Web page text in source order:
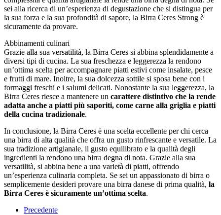
sei alla ricerca di un’esperienza di degustazione che si distingua per
la sua forza e la sua profondità di sapore, la Birra Ceres Strong è
sicuramente da provare.
Abbinamenti culinari
Grazie alla sua versatilità, la Birra Ceres si abbina splendidamente a
diversi tipi di cucina. La sua freschezza e leggerezza la rendono
un’ottima scelta per accompagnare piatti estivi come insalate, pesce
e frutti di mare. Inoltre, la sua dolcezza sottile si sposa bene con i
formaggi freschi e i salumi delicati. Nonostante la sua leggerezza, la
Birra Ceres riesce a mantenere un carattere distintivo che la rende
adatta anche a piatti più saporiti, come carne alla griglia e piatti
della cucina tradizionale.
In conclusione, la Birra Ceres è una scelta eccellente per chi cerca
una birra di alta qualità che offra un gusto rinfrescante e versatile. La
sua tradizione artigianale, il gusto equilibrato e la qualità degli
ingredienti la rendono una birra degna di nota. Grazie alla sua
versatilità, si abbina bene a una varietà di piatti, offrendo
un’esperienza culinaria completa. Se sei un appassionato di birra o
semplicemente desideri provare una birra danese di prima qualità, la
Birra Ceres è sicuramente un’ottima scelta.
Precedente